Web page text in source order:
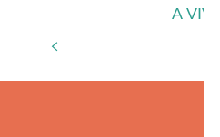
A
À la ferme